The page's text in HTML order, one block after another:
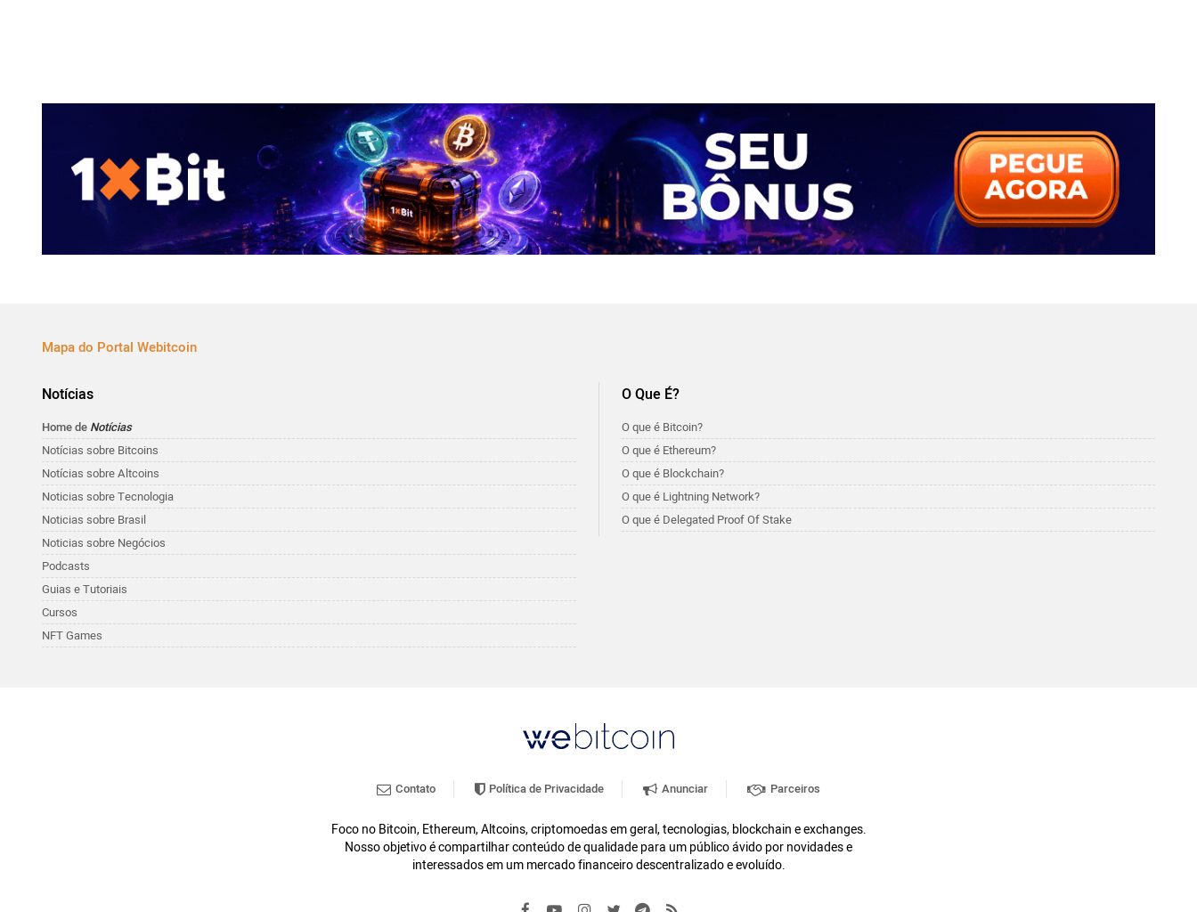
Mapa do Portal Webitcoin
Notícias
Home de Notícias
Notícias sobre Bitcoins
Notícias sobre Altcoins
Noticias sobre Tecnologia
Noticias sobre Brasil
Noticias sobre Negócios
Podcasts
Guias e Tutoriais
Cursos
NFT Games
O Que É?
O que é Bitcoin?
O que é Ethereum?
O que é Blockchain?
O que é Lightning Network?
O que é Delegated Proof Of Stake
Contato Política de Privacidade Anunciar Parceiros
Foco no Bitcoin, Ethereum, Altcoins, criptomoedas em geral, tecnologias, blockchain e exchanges.
Nosso objetivo é compartilhar conteúdo de qualidade para um público ávido por novidades e
interessados em um mercado financeiro descentralizado e evoluído.